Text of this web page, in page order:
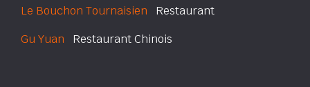
Le Bouchon Tournaisien Restaurant
Gu Yuan Restaurant Chinois